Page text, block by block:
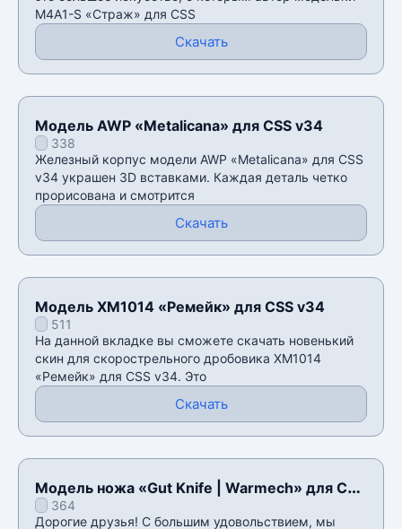
M4A1-S «Страж» для CSS
Скачать
Модель AWP «Metalicana» для CSS v34
338
Железный корпус модели AWP «Metalicana» для CSS
v34 украшен 3D вставками. Каждая деталь четко
прорисована и смотрится
Скачать
Модель XM1014 «Ремейк» для CSS v34
511
На данной вкладке вы сможете скачать новенький
скин для скорострельного дробовика XM1014
«Ремейк» для CSS v34. Это
Скачать
Модель ножа «Gut Knife | Warmech» для CSS
v34364
Дорогие друзья! С большим удовольствием, мы